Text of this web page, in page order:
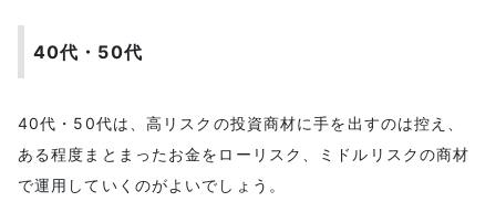
40代・50代
40代・50代は、高リスクの投資商材に手を出すのは控え、
ある程度まとまったお金をローリスク、ミドルリスクの商材
で運用していくのがよいでしょう。